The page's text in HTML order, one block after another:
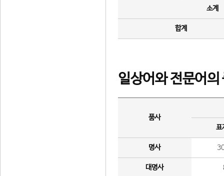
소계
합계
일상어와 전문어의
품사
표
명사
대명사